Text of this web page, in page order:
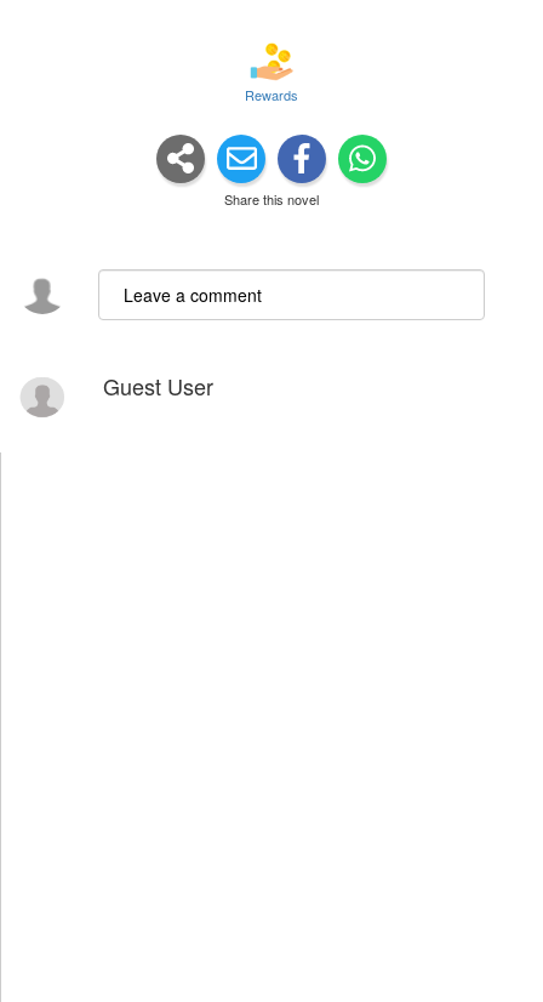
Rewards
Share this novel
Guest User